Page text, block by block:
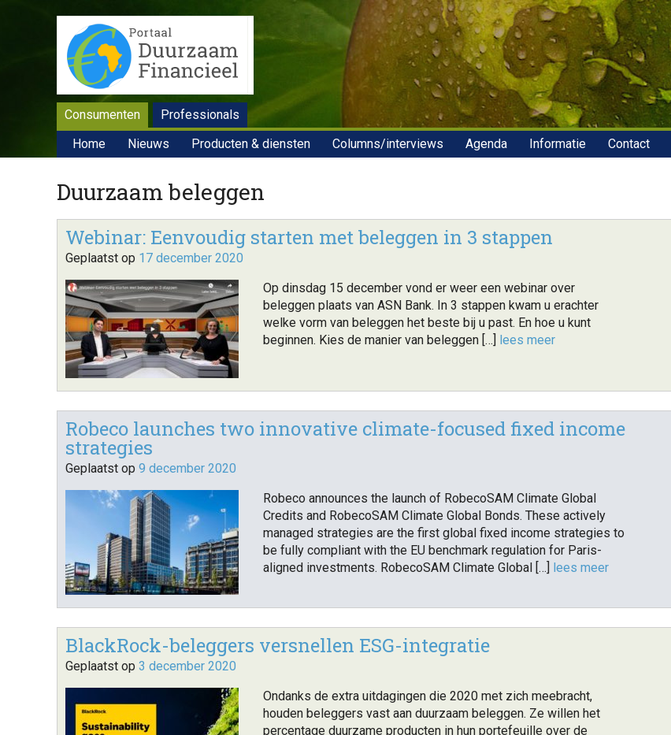
Consumenten
Professionals
Home
Nieuws Producten & diensten Columns/interviews Agenda Informatie Contact
Duurzaam beleggen
Webinar: Eenvoudig starten met beleggen in 3 stappen
Geplaatst op 17 december 2020
Op dinsdag 15 december vond er weer een webinar over
beleggen plaats van ASN Bank. In 3 stappen kwam u erachter
welke vorm van beleggen het beste bij u past. En hoe u kunt
beginnen. Kies de manier van beleggen […] lees meer
Robeco launches two innovative climate-focused fixed income
strategies
Geplaatst op 9 december 2020
Robeco announces the launch of RobecoSAM Climate Global
Credits and RobecoSAM Climate Global Bonds. These actively
managed strategies are the first global fixed income strategies to
be fully compliant with the EU benchmark regulation for Paris-
aligned investments. RobecoSAM Climate Global […] lees meer
BlackRock-beleggers versnellen ESG-integratie
Geplaatst op 3 december 2020
Ondanks de extra uitdagingen die 2020 met zich meebracht,
houden beleggers vast aan duurzaam beleggen. Ze willen het
percentage duurzame producten in hun portefeuille over de